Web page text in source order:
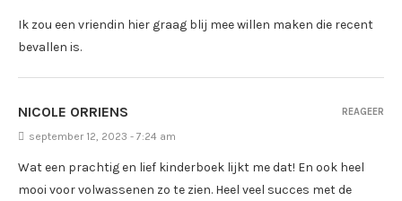
Ik zou een vriendin hier graag blij mee willen maken die recent
bevallen is.
NICOLE ORRIENS
september 12, 2023 - 7:24 am
Wat een prachtig en lief kinderboek lijkt me dat! En ook heel
mooi voor volwassenen zo te zien. Heel veel succes met de
REAGEER